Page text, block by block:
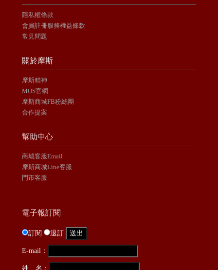
隱私權條款
會員註冊服務權益條款
常見問題
關於摩斯
摩斯精神
MOS官網
摩斯商城FB粉絲團
合作提案
幫助中心
商城客服Email
摩斯商城Line客服
門市客服
電子報訂閱
訂閱 退訂
E-mail：
姓 名：